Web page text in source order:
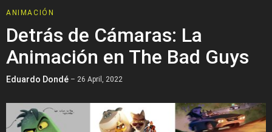
ANIMACIÓN
Detrás de Cámaras: La
Animación en The Bad Guys
Eduardo Dondé – 26 April, 2022